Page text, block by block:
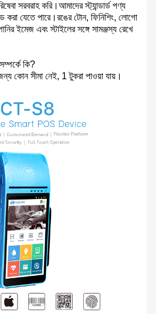
সরবরাহ করি।আমাদের স্ট্যান্ডার্ড পণ্য
করা যেতে পারে।রঙের টোন, ফিনিশিং, লোগো
ইমেজ এবং স্টাইলের সঙ্গে সামঞ্জস্য রেখে
কি?
কোন সীমা নেই, 1 টুকরা পাওয়া যায়।